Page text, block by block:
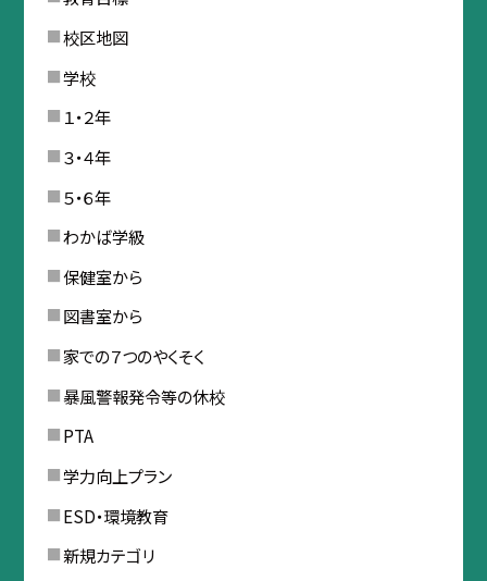
校区地図
学校
１・２年
３・４年
５・６年
わかば学級
保健室から
図書室から
家での７つのやくそく
暴風警報発令等の休校
PTA
学力向上プラン
ESD・環境教育
新規カテゴリ